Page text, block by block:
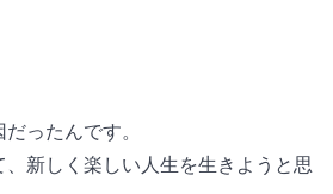
ったんです。
新しく楽しい人生を生きようと思